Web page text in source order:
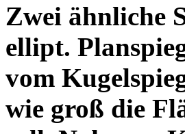
Zwei ähnliche
ellipt.
vom
wie groß die